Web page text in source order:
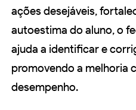
ações desejáveis,
autoestima do aluno, o
ajuda a identificar e
promovendo a melhoria
desempenho.